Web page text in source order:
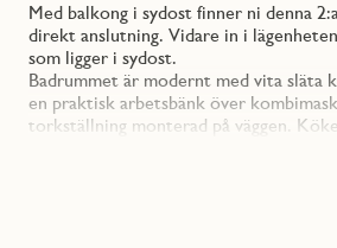
Med balkong i sydost finner ni denna
direkt anslutning. Vidare in i
som ligger i sydost.
Badrummet är modernt med vita
en praktisk arbetsbänk över
torkställning monterad på väggen.